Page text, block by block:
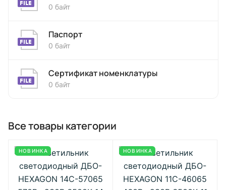
0 байт
Паспорт
0 байт
Сертификат номенклатуры
0 байт
Все товары категории
НОВИНКА НОВИНКА